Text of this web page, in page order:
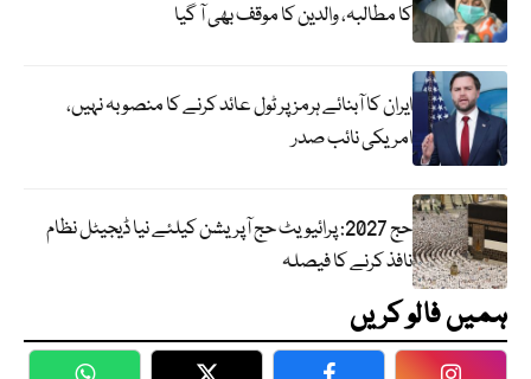
کا مطالبہ، والدین کا موقف بھی آ گیا
ایران کا آبنائے ہرمز پر ٹول عائد کرنے کا منصوبہ نہیں،
امریکی نائب صدر
حج 2027: پرائیویٹ حج آپریشن کیلئے نیا ڈیجیٹل نظام
نافذ کرنے کا فیصلہ
ہمیں فالو کریں